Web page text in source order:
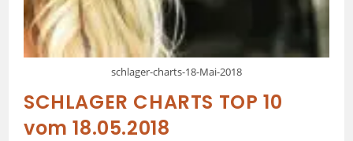
schlager-charts-18-Mai-2018
SCHLAGER CHARTS TOP 10
vom 18.05.2018